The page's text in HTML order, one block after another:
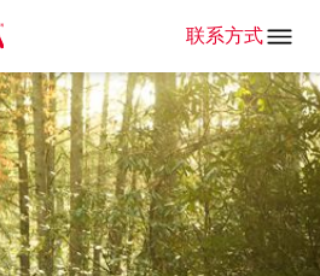
联系方式